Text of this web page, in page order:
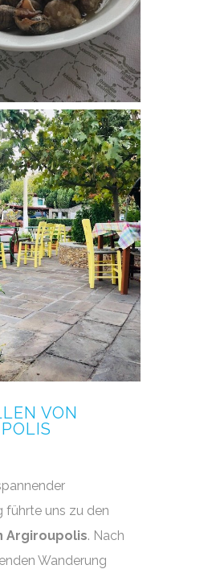
VON
führte uns zu den
Argiroupolis. Nach
Wanderung